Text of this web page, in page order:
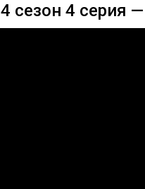
сезон 4 серия